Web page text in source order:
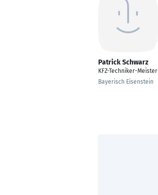
Patrick Schwarz
KFZ-Techniker-Meister
Bayerisch Eisenstein